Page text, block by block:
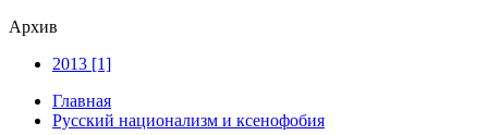
Архив
2013 [1]
Главная
Русский национализм и ксенофобия